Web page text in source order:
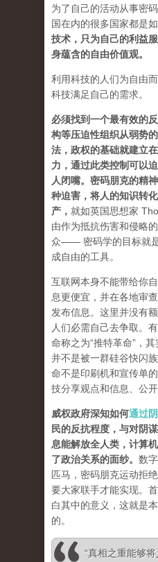
为了自己的活动从事密
国在内的很多国家都是如
技术，只为自己的利益
身蕴含的自由价值观。
利用科技的人们为自由
科技满足自己的需求。
必须找到一个最有效的
构等压迫性组织从弱势
法，政权的基础就建立
力，通过此类控制可以
人闭嘴。密码朋克的精
种迫害，将人的知识转
产 ， 就如英国思想家
由作为抵抗伤害和侵略
众—— 密码学的目标就
成自由的工具。
互联网本身不能带给你
息更便宜，并在各地审
发布信息。这里并没有
人们必需自己去争取。
命称之为“推特革命”，
并不是被一群硅谷快闪
命不是印刷机和宣传单
技分享观点和信息、公
威权政府深知如何通过
民的反抗程度，与对阴
息能解放全人类，计算
了政治关系的面纱。 数
匹马，密码朋克运动拒
要大家联手才能实现。
白其中的意义，这就是
的。
“真相之重能够